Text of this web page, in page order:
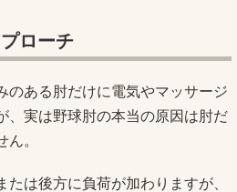
ローチ
のある肘だけに電気やマッサージ
、実は野球肘の本当の原因は肘だ
。
は後方に負荷が加わりますが、